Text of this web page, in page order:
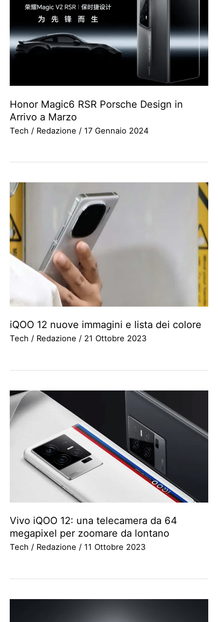
Honor Magic6 RSR Porsche Design in
Arrivo a Marzo
Tech / Redazione / 17 Gennaio 2024
iQOO 12 nuove immagini e lista dei colore
Tech / Redazione / 21 Ottobre 2023
Vivo iQOO 12: una telecamera da 64
megapixel per zoomare da lontano
Tech / Redazione / 11 Ottobre 2023